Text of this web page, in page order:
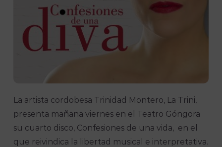
La artista cordobesa Trinidad Montero, La Trini,
presenta mañana viernes en el Teatro Góngora
su cuarto disco, Confesiones de una vida, en el
que reivindica la libertad musical e interpretativa.